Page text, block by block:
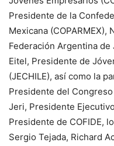
Presidente de la
Mexicana
Federación Argentina
Eitel, Presidente de
(JECHILE), así como la
Presidente del
Jeri, Presidente
Presidente de COFIDE,
Sergio Tejada, Richard